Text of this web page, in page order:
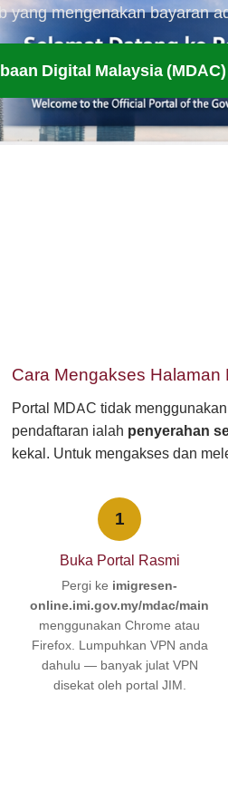
yang mengenakan bayaran
Digital Malaysia
Cara Mengakses Halaman
Portal MDAC tidak
pendaftaran ialah penyerahan
kekal. Untuk mengakses dan
1
Buka Portal Rasmi
Pergi ke imigresen-
online.imi.gov.my/mdac/main
menggunakan Chrome atau
Firefox. Lumpuhkan VPN anda
dahulu — banyak julat VPN
disekat oleh portal JIM.